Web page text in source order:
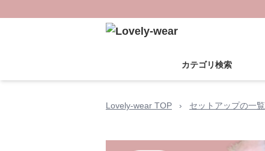
カテゴリ検索
Lovely-wear TOP › セットアップの一覧